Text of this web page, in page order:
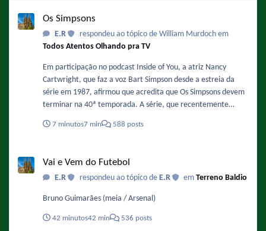
Os Simpsons
E.R
respondeu ao tópico de William Murdoch em
Todos Atentos Olhando pra TV
Em participação no podcast Inside of You, a atriz Nancy
Cartwright, que faz a voz Bart Simpson desde a estreia da
série em 1987, afirmou que acredita que Os Simpsons devem
terminar na 40ª temporada. A série, que recentemente
temporada, já tem renovação garantida até a temporada 40,
https://www.omelete.com.br/series-tv/os-simpsons-voz-de-
bart-serie-vai-acabar-na-40-temporada
7 minutos7 min 588 posts
Vai e Vem do Futebol
E.R respondeu ao tópico de E.R emTerreno Baldio
Bruno Guimarães (meia / Arsenal)
42 minutos42 min 536 posts